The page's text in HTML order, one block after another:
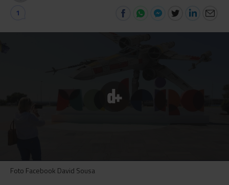
1
Foto Facebook David Sousa